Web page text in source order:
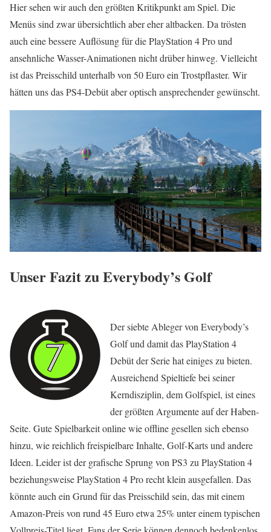
Hier sehen wir auch den größten Kritikpunkt am Spiel. Die
Menüs sind zwar übersichtlich aber eher altbacken. Da trösten
auch eine bessere Auflösung für die PlayStation 4 Pro und
ansehnliche Wasser-Animationen nicht drüber hinweg. Vielleicht
ist das Preisschild unterhalb von 50 Euro ein Trostpflaster. Wir
hätten uns das PS4-Debüt aber optisch ansprechender gewünscht.
Unser Fazit zu Everybody’s Golf
Der siebte Ableger von Everybody’s
Golf und damit das PlayStation 4
Debüt der Serie hat einiges zu bieten.
Ausreichend Spieltiefe bei seiner
Kerndisziplin, dem Golfspiel, ist eines
der größten Argumente auf der Haben-
Seite. Gute Spielbarkeit online wie offline gesellen sich ebenso
hinzu, wie reichlich freispielbare Inhalte, Golf-Karts und andere
Ideen. Leider ist der grafische Sprung von PS3 zu PlayStation 4
beziehungsweise PlayStation 4 Pro recht klein ausgefallen. Das
könnte auch ein Grund für das Preisschild sein, das mit einem
Amazon-Preis von rund 45 Euro etwa 25% unter einem typischen